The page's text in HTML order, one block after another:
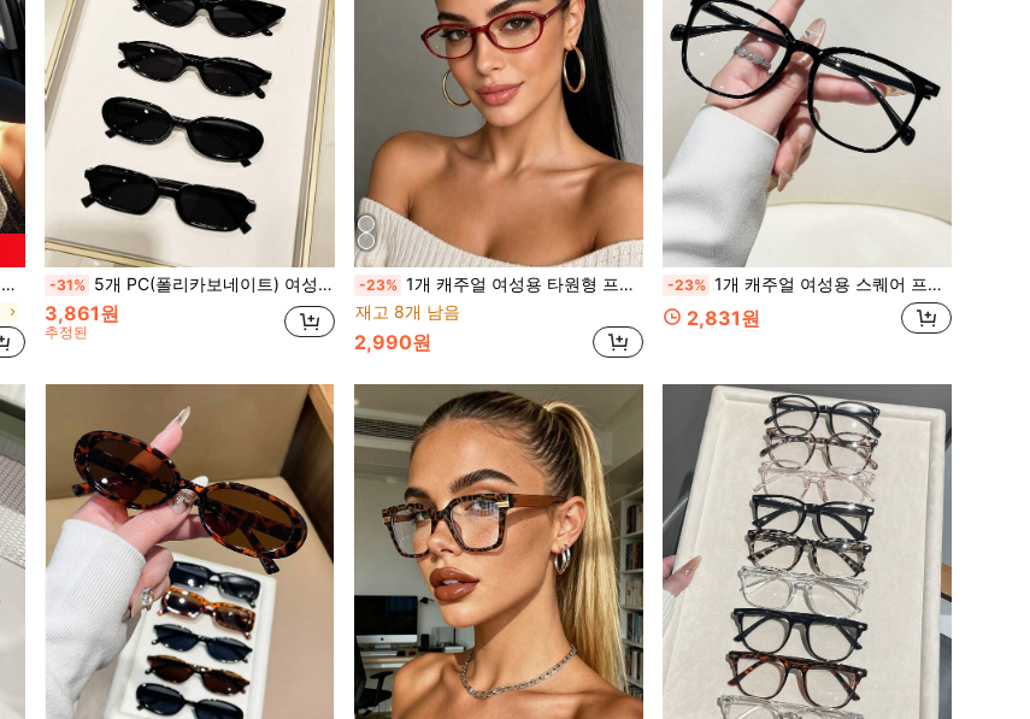
-31% 5개 PC(폴리카보네이트) 여성 패션 안경 세트, 작은 프레임 Y2K 스타일, 다용도 일상 캐주얼, 파티, 모임, 스트리트 스냅용 패션 아이템
3,861원
추정된
-23% 1개 캐주얼 여성용 타원형 프레임 투명 렌즈 안경, Y2K 패션 액세서리, 일상 착용, 파티, 모임 및 스트리트 스타일에 다용도
재고 8개 남음
2,990원
-23% 1개 캐주얼 여성용 스퀘어 프레임 플레인 렌즈 안경, 스터드 장식, Y2K 패션 액세서리, 일상 착용, 파티, 모임 및 스트리트 스타일에 다용도
2,831원